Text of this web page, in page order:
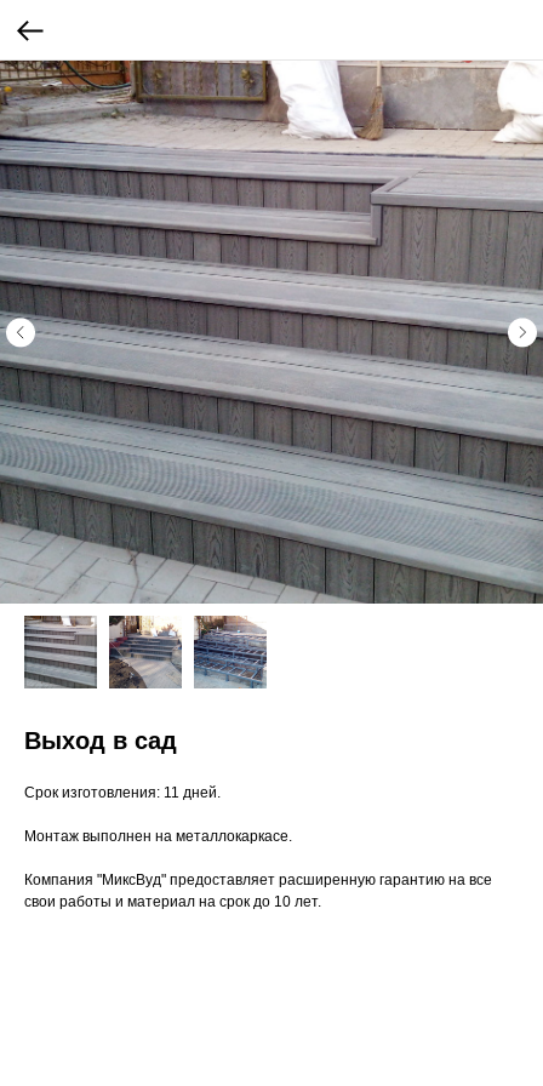
Выход в сад
Срок изготовления: 11 дней.
Монтаж выполнен на металлокаркасе.
Компания "МиксВуд" предоставляет расширенную гарантию на все
свои работы и материал на срок до 10 лет.